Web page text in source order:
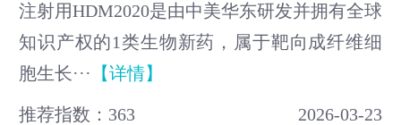
注射用HDM2020是由中美华东研发并拥有全球
知识产权的1类生物新药，属于靶向成纤维细
胞生长··· 【详情】
推荐指数：363 2026-03-23